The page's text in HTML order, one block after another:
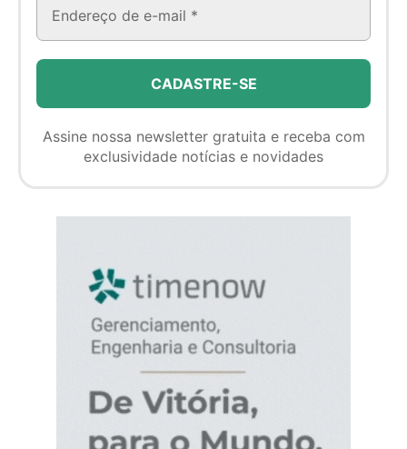
Assine nossa newsletter gratuita e receba com
exclusividade notícias e novidades